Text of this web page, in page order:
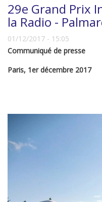
29e Grand Prix
la Radio -
01/12/2017 - 15:05
Communiqué de presse
Paris, 1er décembre 2017